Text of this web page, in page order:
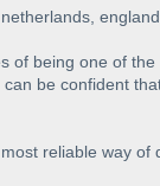
of being one of
be confident
reliable way